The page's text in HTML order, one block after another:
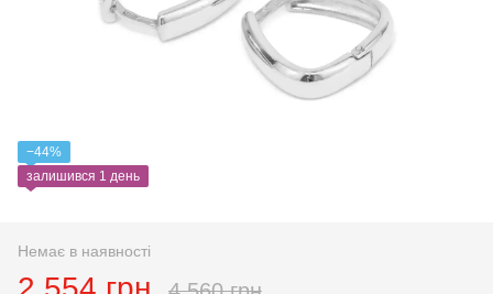
−44%
залишився 1 день
Немає в наявності